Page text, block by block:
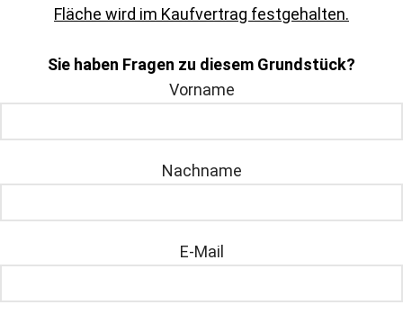
Fläche wird im Kaufvertrag festgehalten.
Sie haben Fragen zu diesem Grundstück?
Vorname
Nachname
E-Mail